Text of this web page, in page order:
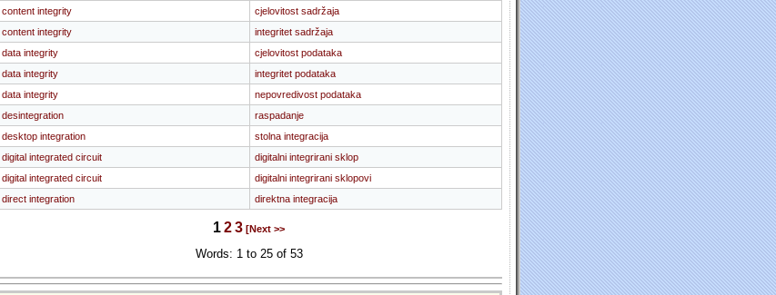
content integrity
cjelovitost sadržaja
content integrity
integritet sadržaja
data integrity
cjelovitost podataka
data integrity
integritet podataka
data integrity
nepovredivost podataka
desintegration
raspadanje
desktop integration
stolna integracija
digital integrated circuit
digitalni integrirani sklop
digital integrated circuit
digitalni integrirani sklopovi
direct integration
direktna integracija
123 [Next >>
Words: 1 to 25 of 53